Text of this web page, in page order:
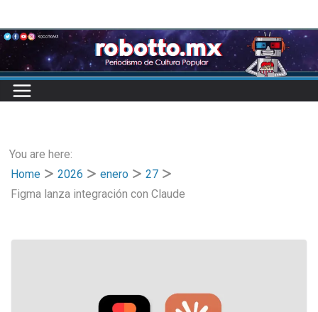
to
content
You are here:
Home
2026 enero
27
Figma lanza integración con Claude